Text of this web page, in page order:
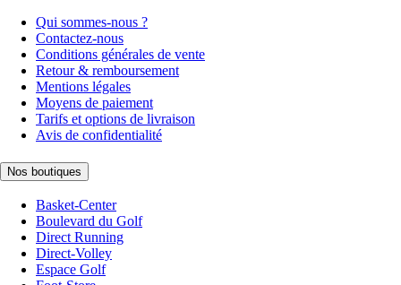
Qui sommes-nous ?
Contactez-nous
Conditions générales de vente
Retour & remboursement
Mentions légales
Moyens de paiement
Tarifs et options de livraison
Avis de confidentialité
Nos boutiques
Basket-Center
Boulevard du Golf
Direct Running
Direct-Volley
Espace Golf